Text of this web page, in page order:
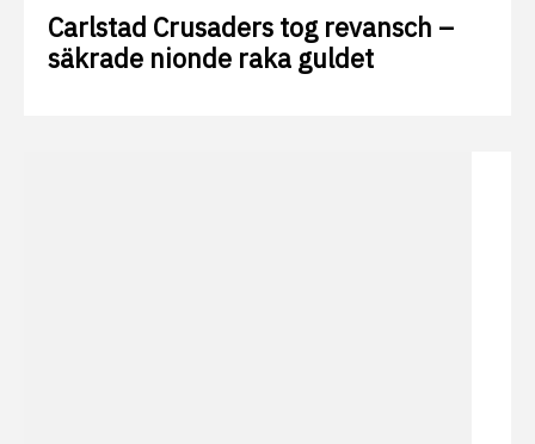
Carlstad Crusaders tog revansch –
säkrade nionde raka guldet